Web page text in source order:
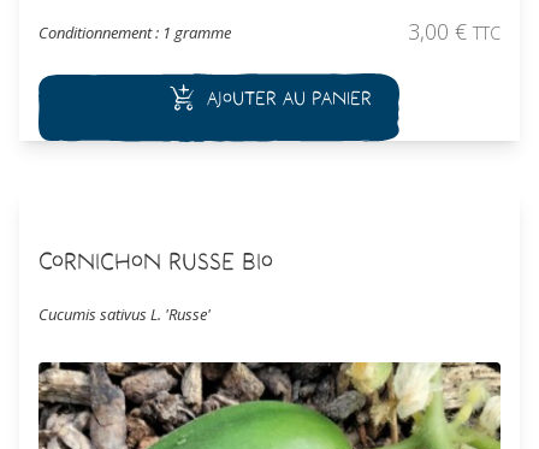
votre convenance, lorsqu’ils ont atteint entre 5 et 9 centimètres.
Cette variété est bien adaptée pour faire des fruits au vinaigre
Conditionnement : 1 gramme 3,00 € TTC
Ajouter au panier
Cornichon Russe Bio
Cucumis sativus L. 'Russe'